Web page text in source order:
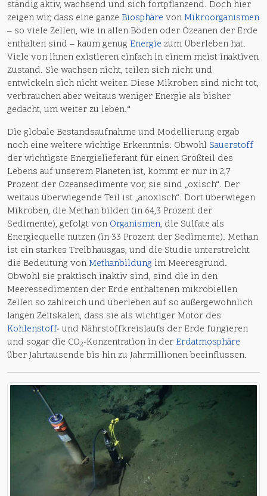
ständig aktiv, wachsend und sich fortpflanzend. Doch hier
zeigen wir, dass eine ganze Biosphäre von Mikroorganismen
– so viele Zellen, wie in allen Böden oder Ozeanen der Erde
enthalten sind – kaum genug Energie zum Überleben hat.
Viele von ihnen existieren einfach in einem meist inaktiven
Zustand. Sie wachsen nicht, teilen sich nicht und
entwickeln sich nicht weiter. Diese Mikroben sind nicht tot,
verbrauchen aber weitaus weniger Energie als bisher
gedacht, um weiter zu leben.“
Die globale Bestandsaufnahme und Modellierung ergab
noch eine weitere wichtige Erkenntnis: Obwohl Sauerstoff
der wichtigste Energielieferant für einen Großteil des
Lebens auf unserem Planeten ist, kommt er nur in 2,7
Prozent der Ozeansedimente vor, sie sind „oxisch“. Der
weitaus überwiegende Teil ist „anoxisch“. Dort überwiegen
Mikroben, die Methan bilden (in 64,3 Prozent der
Sedimente), gefolgt von Organismen, die Sulfate als
Energiequelle nutzen (in 33 Prozent der Sedimente). Methan
ist ein starkes Treibhausgas, und die Studie unterstreicht
die Bedeutung von Methanbildung im Meeresgrund.
Obwohl sie praktisch inaktiv sind, sind die in den
Meeressedimenten der Erde enthaltenen mikrobiellen
Zellen so zahlreich und überleben auf so außergewöhnlich
langen Zeitskalen, dass sie als wichtiger Motor des
Kohlenstoff- und Nährstoffkreislaufs der Erde fungieren
und sogar die CO2-Konzentration in der Erdatmosphäre
über Jahrtausende bis hin zu Jahrmillionen beeinflussen.